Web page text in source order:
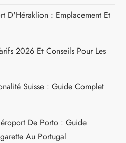
D'Héraklion : Emplacement Et
2026 Et Conseils Pour Les
Suisse : Guide Complet
De Porto : Guide
Au Portugal